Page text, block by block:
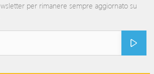
per rimanere sempre aggiornato su